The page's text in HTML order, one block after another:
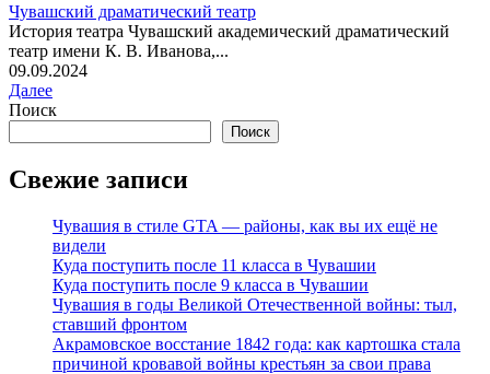
Чувашский драматический театр
История театра Чувашский академический драматический
театр имени К. В. Иванова,...
09.09.2024
Далее
Поиск
Поиск
Свежие записи
Чувашия в стиле GTA — районы, как вы их ещё не
видели
Куда поступить после 11 класса в Чувашии
Куда поступить после 9 класса в Чувашии
Чувашия в годы Великой Отечественной войны: тыл,
ставший фронтом
Акрамовское восстание 1842 года: как картошка стала
причиной кровавой войны крестьян за свои права